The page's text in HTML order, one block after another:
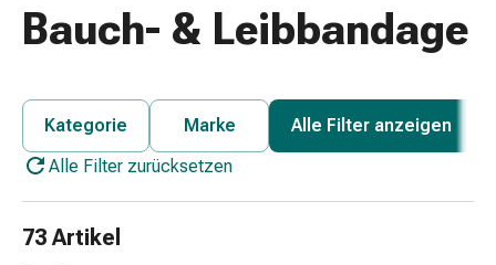
Fingerverband
Fixationspflaster
Pflaster
Pflasterbinde,
Tape
Bauch- & Leibbandage
Kategorie Marke
Alle Filter anzeigen
Alle Filter zurücksetzen
73 Artikel